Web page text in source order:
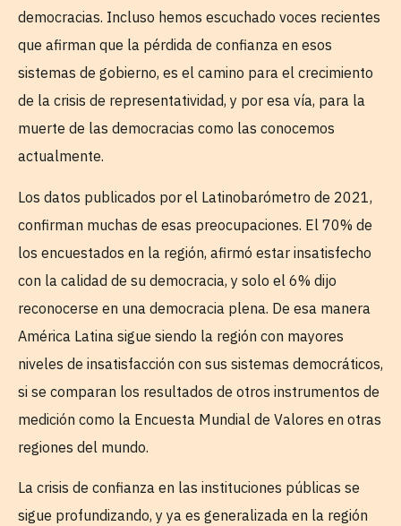
democracias. Incluso hemos escuchado voces recientes
que afirman que la pérdida de confianza en esos
sistemas de gobierno, es el camino para el crecimiento
de la crisis de representatividad, y por esa vía, para la
muerte de las democracias como las conocemos
actualmente.
Los datos publicados por el Latinobarómetro de 2021,
confirman muchas de esas preocupaciones. El 70% de
los encuestados en la región, afirmó estar insatisfecho
con la calidad de su democracia, y solo el 6% dijo
reconocerse en una democracia plena. De esa manera
América Latina sigue siendo la región con mayores
niveles de insatisfacción con sus sistemas democráticos,
si se comparan los resultados de otros instrumentos de
medición como la Encuesta Mundial de Valores en otras
regiones del mundo.
La crisis de confianza en las instituciones públicas se
sigue profundizando, y ya es generalizada en la región